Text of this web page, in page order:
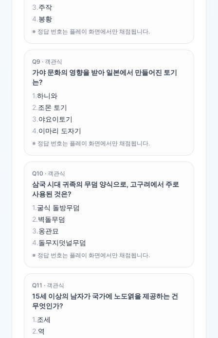
3.주작
4.봉황
※ 정답 번호는 플레이 화면에서만 채점됩니다.
Q9 · 객관식
가야 문화의 영향을 받아 일본에서 만들어진 토기
는?
1.하니와
2.조몬 토기
3.야요이토기
4.이마리 도자기
※ 정답 번호는 플레이 화면에서만 채점됩니다.
Q10 · 객관식
삼국 시대 귀족의 무덤 양식으로, 고구려에서 주로
사용된 것은?
1.굴식 돌방무덤
2.벽돌무덤
3.옹관묘
4.돌무지덧널무덤
※ 정답 번호는 플레이 화면에서만 채점됩니다.
Q11 · 객관식
15세 이상의 남자가 국가에 노도엵을 제공하는 건
무엇인가?
1.조세
2.역